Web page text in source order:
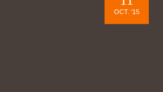
OCT. '15